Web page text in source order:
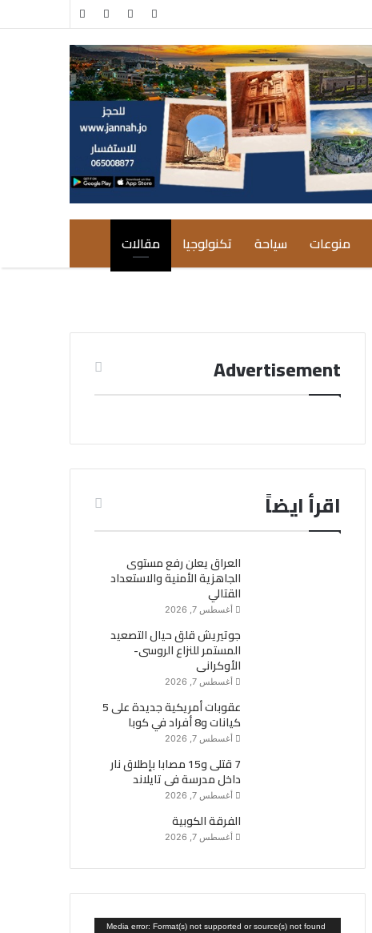
جانبي
مقال
منوعات سياحة تكنولوجيا مقالات
Advertisement
اقرأ ايضاً
العراق يعلن رفع مستوى
الجاهزية الأمنية والاستعداد
القتالي
أغسطس 7, 2026
جوتيريش قلق حيال التصعيد
المستمر للنزاع الروسى-
الأوكرانى
أغسطس 7, 2026
عقوبات أمريكية جديدة على 5
كيانات و8 أفراد في كوبا
أغسطس 7, 2026
7 قتلى و15 مصابا بإطلاق نار
داخل مدرسة فى تايلاند
أغسطس 7, 2026
الفرقة الكوبية
أغسطس 7, 2026
مشغلMedia error: Format(s) not supported or source(s) not found